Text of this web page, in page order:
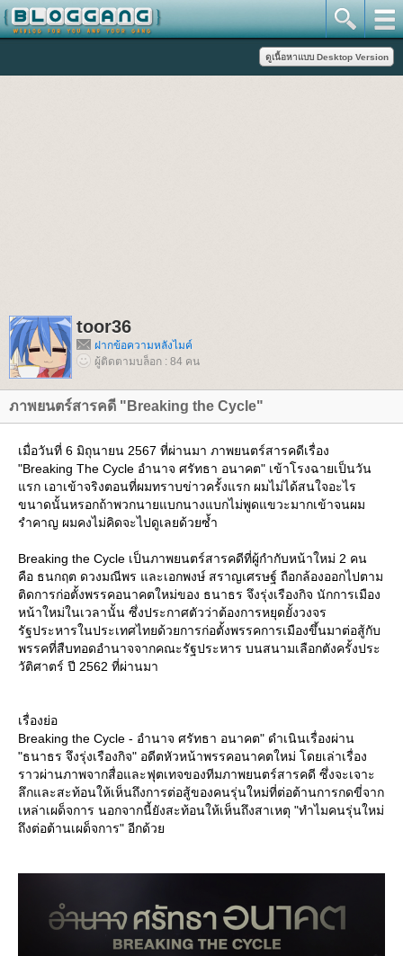
toor36
ฝากข้อความหลังไมค์
ผู้ติดตามบล็อก : 84 คน
ภาพยนตร์สารคดี "Breaking the Cycle"
เมื่อวันที่ 6 มิถุนายน 2567 ที่ผ่านมา ภาพยนตร์สารคดีเรื่อง
"Breaking The Cycle อํานาจ ศรัทธา อนาคต" เข้าโรงฉายเป็นวัน
รก เอาเข้าจริงตอนที่ผมทราบข่าวครั้งแรก ผมไม่ได้สนใจอะไร
ขนาดนั้นหรอกถ้าพวกนายแบกนางแบกไม่พูดแขวะมากเข้าจนผม
รำคาญ ผมคงไม่คิดจะไปดูเลยด้วยซ้ำ
Breaking the Cycle เป็นภาพยนตร์สารคดีที่ผู้กำกับหน้าใหม่ 2 คน
คือ ธนกฤต ดวงมณีพร และเอกพงษ์ สราญเศรษฐ์ ถือกล้องออกไปตาม
ติดการก่อตั้งพรรคอนาคตใหม่ของ ธนาธร จึงรุ่งเรืองกิจ นักการเมือง
หน้าใหม่ในเวลานั้น ซึ่งประกาศตัวว่าต้องการหยุดยั้งวงจร
รัฐประหารในประเทศไทยด้วยการก่อตั้งพรรคการเมืองขึ้นมาต่อสู้กับ
พรรคที่สืบทอดอํานาจจากคณะรัฐประหาร บนสนามเลือกตังครั้งประ
วัติศาตร์ ปี 2562 ที่ผ่านมา
เรื่องย่อ
Breaking the Cycle - อำนาจ ศรัทธา อนาคต" ดำเนินเรื่องผ่าน
"ธนาธร จึงรุ่งเรืองกิจ" อดีตหัวหน้าพรรคอนาคตใหม่ โดยเล่าเรื่อง
ราวผ่านภาพจากสื่อและฟุตเทจของทีมภาพยนตร์สารคดี ซึ่งจะเจาะ
ลึกและสะท้อนให้เห็นถึงการต่อสู้ของคนรุ่นใหม่ที่ต่อต้านการกดขี่จาก
เหล่าเผด็จการ นอกจากนี้ยังสะท้อนให้เห็นถึงสาเหตุ "ทำไมคนรุ่นใหม่
ถึงต่อต้านเผด็จการ" อีกด้ว